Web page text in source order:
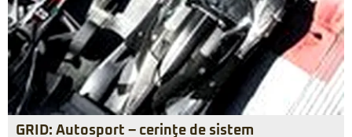
GRID: Autosport – cerinţe de sistem